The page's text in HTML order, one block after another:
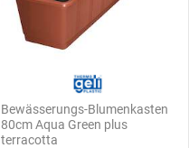
Bewässerungs-Blumenkasten
80cm Aqua Green plus
terracotta